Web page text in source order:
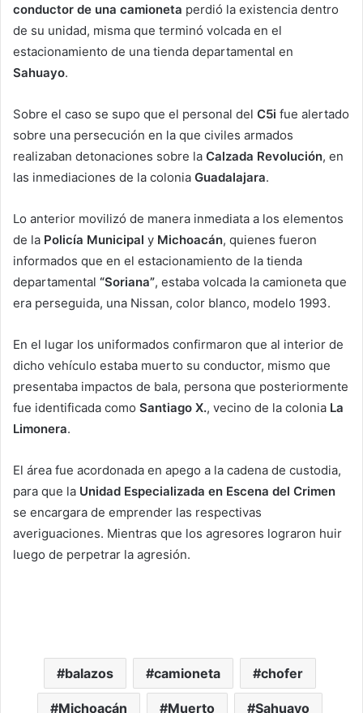
conductor de una camioneta perdió la existencia dentro
de su unidad, misma que terminó volcada en el
estacionamiento de una tienda departamental en
Sahuayo.
Sobre el caso se supo que el personal del C5i fue alertado
sobre una persecución en la que civiles armados
realizaban detonaciones sobre la Calzada Revolución, en
las inmediaciones de la colonia Guadalajara.
Lo anterior movilizó de manera inmediata a los elementos
de la Policía Municipal y Michoacán, quienes fueron
informados que en el estacionamiento de la tienda
departamental “Soriana”, estaba volcada la camioneta que
era perseguida, una Nissan, color blanco, modelo 1993.
En el lugar los uniformados confirmaron que al interior de
dicho vehículo estaba muerto su conductor, mismo que
presentaba impactos de bala, persona que posteriormente
fue identificada como Santiago X., vecino de la colonia La
Limonera.
El área fue acordonada en apego a la cadena de custodia,
para que la Unidad Especializada en Escena del Crimen
se encargara de emprender las respectivas
averiguaciones. Mientras que los agresores lograron huir
luego de perpetrar la agresión.
balazos camioneta chofer
Michoacán Muerto Sahuayo